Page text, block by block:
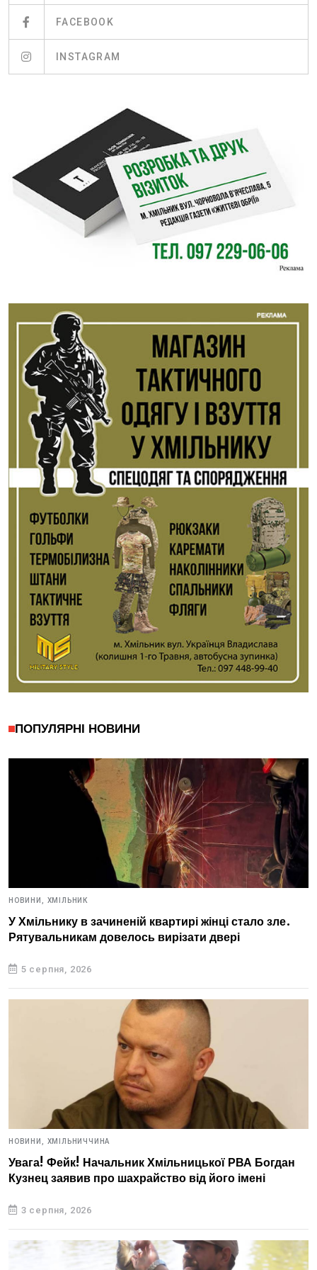
FACEBOOK
INSTAGRAM
ПОПУЛЯРНІ НОВИНИ
НОВИНИ, ХМІЛЬНИК
У Хмільнику в зачиненій квартирі жінці стало зле.
Рятувальникам довелось вирізати двері
5 серпня, 2026
НОВИНИ, ХМІЛЬНИЧЧИНА
Увага! Фейк! Начальник Хмільницької РВА Богдан
Кузнец заявив про шахрайство від його імені
3 серпня, 2026